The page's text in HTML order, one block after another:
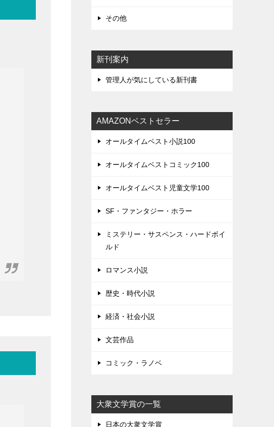
その他
新刊案内
管理人が気にしている新刊書
AMAZONベストセラー
オールタイムベスト小説100
オールタイムベストコミック100
オールタイムベスト児童文学100
SF・ファンタジー・ホラー
ミステリー・サスペンス・ハードボイ
ルド
ロマンス小説
歴史・時代小説
経済・社会小説
文芸作品
コミック・ラノベ
大衆文学賞の一覧
日本の大衆文学賞